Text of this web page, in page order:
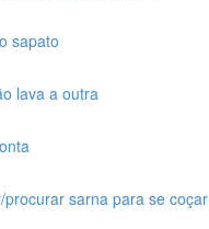
sapato
lava a outra
procurar sarna para se coçar